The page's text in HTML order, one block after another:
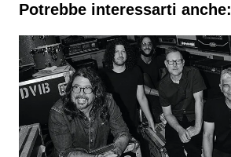
Potrebbe interessarti anche: